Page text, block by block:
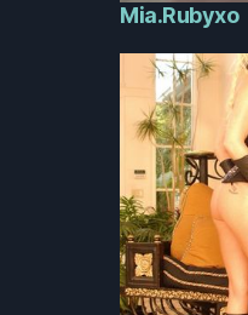
Mia.Rubyxo